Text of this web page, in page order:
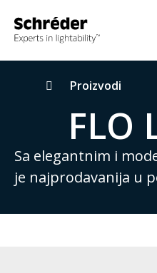
Čime
Ko
Breadcrumbs
Proizvodi
FLO
Sa elegantnim i
je najprodavanija u